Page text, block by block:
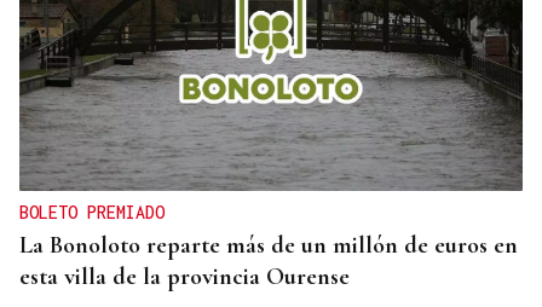
BOLETO PREMIADO
La Bonoloto reparte más de un millón de euros en
esta villa de la provincia Ourense